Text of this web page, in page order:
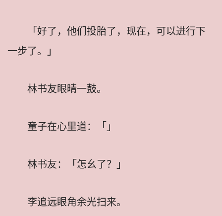
「好了，他们投胎了，现在，可以进行下
一步了。」
林书友眼晴一鼓。
童子在心里道：「」
林书友：「怎幺了？」
李追远眼角余光扫来。